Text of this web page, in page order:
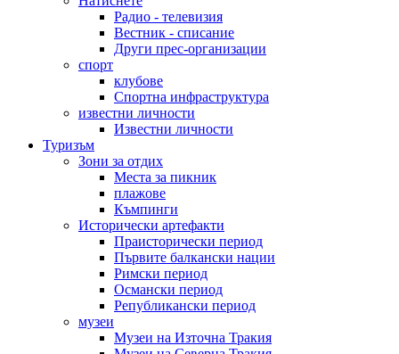
Радио - телевизия
Вестник - списание
Други прес-организации
спорт
клубове
Спортна инфраструктура
известни личности
Известни личности
Туризъм
Зони за отдих
Места за пикник
плажове
Къмпинги
Исторически артефакти
Праисторически период
Първите балкански нации
Римски период
Османски период
Републикански период
музеи
Музеи на Източна Тракия